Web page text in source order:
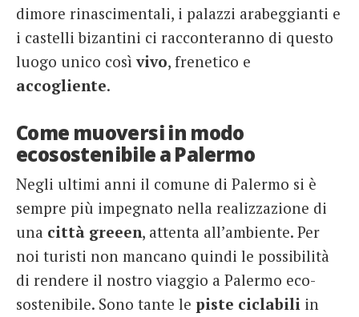
dimore rinascimentali, i palazzi arabeggianti e
i castelli bizantini ci racconteranno di questo
luogo unico cosìvivo, frenetico e
accogliente.
Come muoversi in modo
ecosostenibile a Palermo
Negli ultimi anni il comune di Palermo si è
sempre più impegnato nella realizzazione di
una città greeen, attenta all’ambiente. Per
noi turisti non mancano quindi le possibilità
di rendere il nostro viaggio a Palermo eco-
sostenibile. Sono tante le piste ciclabili in